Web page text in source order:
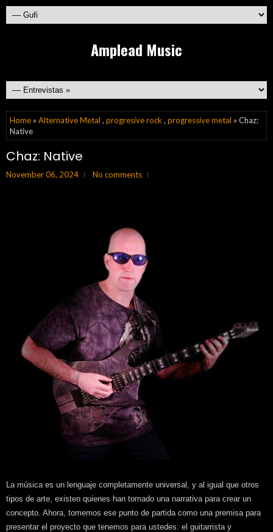
Amplead Music
Home » Alternative Metal , progresive rock , progressive metal » Chaz:
Native
Chaz: Native
November 06, 2024 No comments
La música es un lenguaje completamente universal, y al igual que otros
tipos de arte, existen quienes han tomado una narrativa para crear un
concepto. Ahora, tomemos ese punto de partida como una premisa para
presentar el proyecto que tenemos para ustedes: el guitarrista y